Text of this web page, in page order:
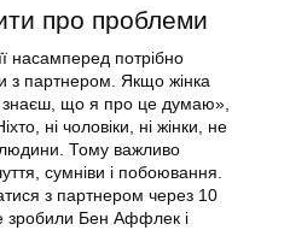
про проблеми
насамперед потрібно
з партнером. Якщо жінка
знаєш, що я про це думаю»,
ні чоловіки, ні жінки, не
людини. Тому важливо
сумніви і побоювання.
з партнером через 10
зробили Бен Аффлек і